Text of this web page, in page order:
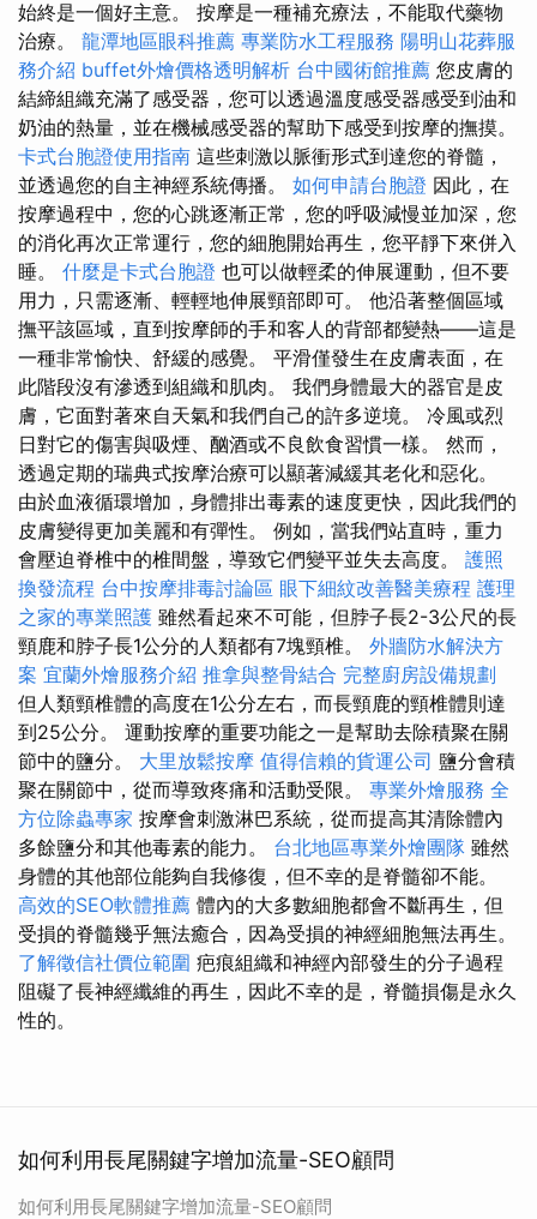
始終是一個好主意。 按摩是一種補充療法，不能取代藥物
治療。 龍潭地區眼科推薦 專業防水工程服務 陽明山花葬服
務介紹 buffet外燴價格透明解析 台中國術館推薦 您皮膚的
結締組織充滿了感受器，您可以透過溫度感受器感受到油和
奶油的熱量，並在機械感受器的幫助下感受到按摩的撫摸。
卡式台胞證使用指南 這些刺激以脈衝形式到達您的脊髓，
並透過您的自主神經系統傳播。 如何申請台胞證 因此，在
按摩過程中，您的心跳逐漸正常，您的呼吸減慢並加深，您
的消化再次正常運行，您的細胞開始再生，您平靜下來併入
睡。 什麼是卡式台胞證 也可以做輕柔的伸展運動，但不要
用力，只需逐漸、輕輕地伸展頸部即可。 他沿著整個區域
撫平該區域，直到按摩師的手和客人的背部都變熱——這是
一種非常愉快、舒緩的感覺。 平滑僅發生在皮膚表面，在
此階段沒有滲透到組織和肌肉。 我們身體最大的器官是皮
膚，它面對著來自天氣和我們自己的許多逆境。 冷風或烈
日對它的傷害與吸煙、酗酒或不良飲食習慣一樣。 然而，
透過定期的瑞典式按摩治療可以顯著減緩其老化和惡化。
由於血液循環增加，身體排出毒素的速度更快，因此我們的
皮膚變得更加美麗和有彈性。 例如，當我們站直時，重力
會壓迫脊椎中的椎間盤，導致它們變平並失去高度。 護照
換發流程 台中按摩排毒討論區 眼下細紋改善醫美療程 護理
之家的專業照護 雖然看起來不可能，但脖子長2-3公尺的長
頸鹿和脖子長1公分的人類都有7塊頸椎。 外牆防水解決方
案 宜蘭外燴服務介紹 推拿與整骨結合 完整廚房設備規劃
但人類頸椎體的高度在1公分左右，而長頸鹿的頸椎體則達
到25公分。 運動按摩的重要功能之一是幫助去除積聚在關
節中的鹽分。 大里放鬆按摩 值得信賴的貨運公司 鹽分會積
聚在關節中，從而導致疼痛和活動受限。 專業外燴服務 全
方位除蟲專家 按摩會刺激淋巴系統，從而提高其清除體內
多餘鹽分和其他毒素的能力。 台北地區專業外燴團隊 雖然
身體的其他部位能夠自我修復，但不幸的是脊髓卻不能。
高效的SEO軟體推薦 體內的大多數細胞都會不斷再生，但
受損的脊髓幾乎無法癒合，因為受損的神經細胞無法再生。
了解徵信社價位範圍 疤痕組織和神經內部發生的分子過程
阻礙了長神經纖維的再生，因此不幸的是，脊髓損傷是永久
性的。
如何利用長尾關鍵字增加流量-SEO顧問
如何利用長尾關鍵字增加流量-SEO顧問